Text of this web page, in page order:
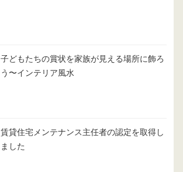
子どもたちの賞状を家族が見える場所に飾ろ
う〜インテリア風水
賃貸住宅メンテナンス主任者の認定を取得し
ました